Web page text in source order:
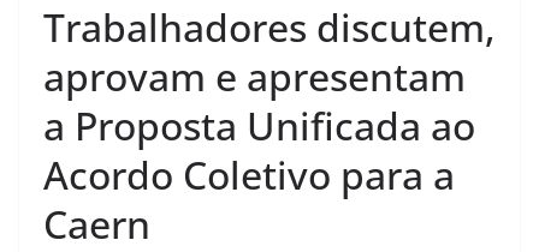
Trabalhadores discutem,
aprovam e apresentam
a Proposta Unificada ao
Acordo Coletivo para a
Caern